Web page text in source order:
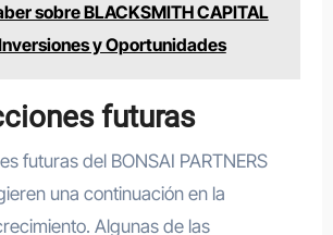
sobre BLACKSMITH CAPITAL
y Oportunidades
futuras
futuras del BONSAI PARTNERS
una continuación en la
Algunas de las